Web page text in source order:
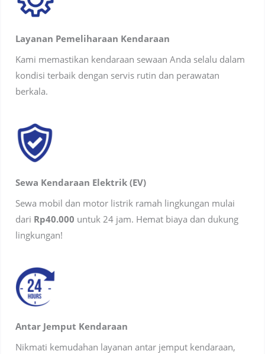
Layanan Pemeliharaan Kendaraan
Kami memastikan kendaraan sewaan Anda selalu dalam
kondisi terbaik dengan servis rutin dan perawatan
berkala.
Sewa Kendaraan Elektrik (EV)
Sewa mobil dan motor listrik ramah lingkungan mulai
dari Rp40.000 untuk 24 jam. Hemat biaya dan dukung
lingkungan!
Antar Jemput Kendaraan
Nikmati kemudahan layanan antar jemput kendaraan,